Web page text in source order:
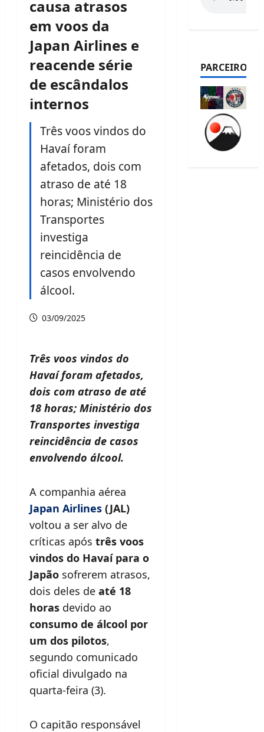
causa atrasos
em voos da
Japan Airlines e
reacende série
de escândalos
internos
Três voos vindos do
Havaí foram
afetados, dois com
atraso de até 18
horas; Ministério dos
Transportes
investiga
reincidência de
casos envolvendo
álcool.
03/09/2025
Três voos vindos do
Havaí foram afetados,
dois com atraso de até
18 horas; Ministério dos
Transportes investiga
reincidência de casos
envolvendo álcool.
A companhia aérea
Japan Airlines (JAL)
voltou a ser alvo de
críticas após três voos
vindos do Havaí para o
Japão sofrerem atrasos,
dois deles de até 18
horas devido ao
consumo de álcool por
um dos pilotos,
segundo comunicado
oficial divulgado na
quarta-feira (3).
O capitão responsável
PARCEIROS